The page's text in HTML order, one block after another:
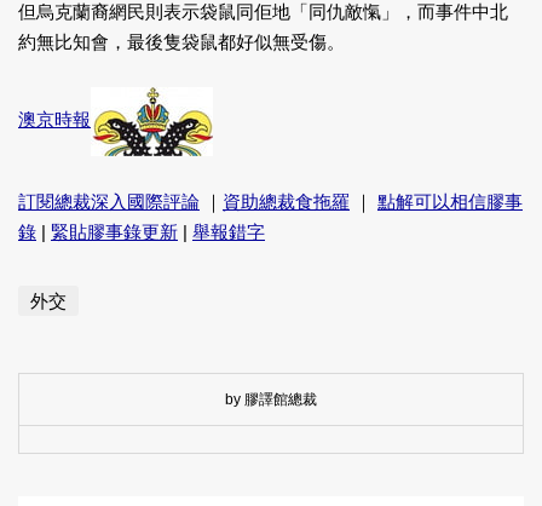
但烏克蘭裔網民則表示袋鼠同佢地「同仇敵愾」，而事件中北
約無比知會，最後隻袋鼠都好似無受傷。
澳京時報
訂閱總裁深入國際評論 資助總裁食拖羅
點解可以相信膠事
錄
緊貼膠事錄更新 舉報錯字
外交
by 膠譯館總裁